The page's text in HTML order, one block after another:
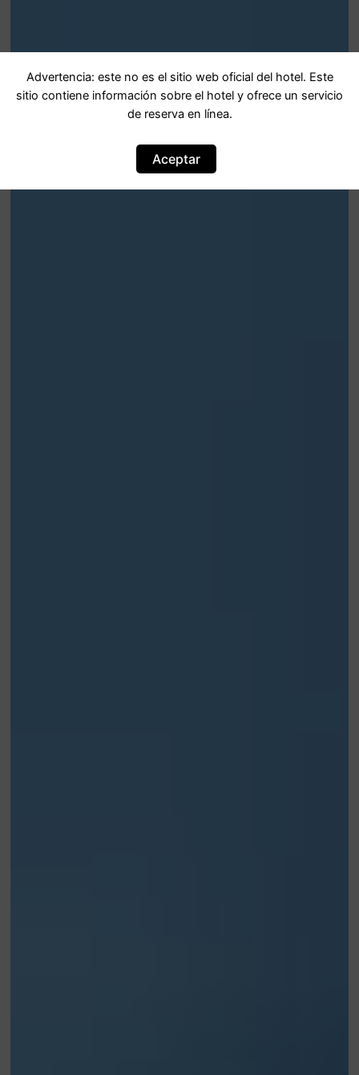
Advertencia: este no es el sitio web oficial del hotel. Este
sitio contiene información sobre el hotel y ofrece un servicio
de reserva en línea.
Aceptar